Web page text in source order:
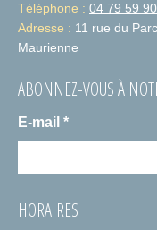
Téléphone : 04 79 59
Adresse : 11 rue du
Maurienne
ABONNEZ-VOUS À
E-mail *
HORAIRES